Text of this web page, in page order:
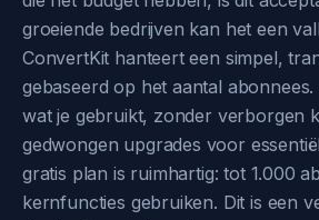
groeiende bedrijven kan het een
ConvertKit hanteert een simpel,
gebaseerd op het aantal
wat je gebruikt, zonder verborgen
gedwongen upgrades voor
gratis plan is ruimhartig: tot 1.000
kernfuncties gebruiken. Dit is een